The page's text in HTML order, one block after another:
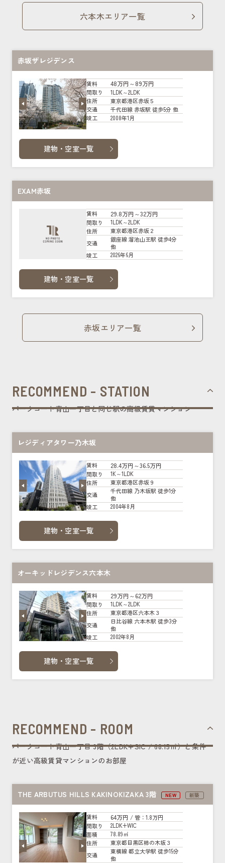
六本木エリア一覧
赤坂ザレジデンス
賃料 48万円～89万円
間取り
1LDK～2LDK
住所
東京都港区赤坂５
交通
千代田線 赤坂駅 徒歩5分 他
竣工
2008年1月
建物・空室一覧
EXAM赤坂
賃料 29.8万円～32万円
間取り
1LDK～2LDK
住所
東京都港区赤坂２
交通
銀座線 溜池山王駅 徒歩4分
他
竣工
2026年6月
建物・空室一覧
赤坂エリア一覧
RECOMMEND - STATION
パークコート青山一丁目と同じ駅の高級賃貸マンション
レジディアタワー乃木坂
賃料 28.4万円～36.5万円
間取り
1K～1LDK
住所
東京都港区赤坂９
交通
千代田線 乃木坂駅 徒歩1分
他
竣工
2004年8月
建物・空室一覧
オーキッドレジデンス六本木
賃料 29万円～62万円
間取り
1LDK～2LDK
住所
東京都港区六本木３
交通
日比谷線 六本木駅 徒歩3分
他
竣工
2002年8月
建物・空室一覧
RECOMMEND - ROOM
パークコート青山一丁目 3階（2LDK+SIC / 68.15㎡）と条件
が近い高級賃貸マンションのお部屋
THE ARBUTUS HILLS KAKINOKIZAKA 3階 NEW 新築
賃料 64万円 / 管：1.8万円
間取り
2LDK+WIC
面積
78.89㎡
住所
東京都目黒区柿の木坂３
交通
東横線 都立大学駅 徒歩15分
他